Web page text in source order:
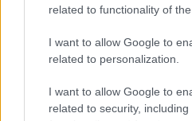
related to functionality of
I want to allow Google to
related to personalization.
I want to allow Google to
related to security,